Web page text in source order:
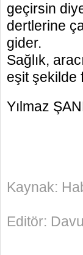
geçirsin
dertlerine
gider.
Sağlık,
eşit şekilde
Yılmaz
Kaynak:
Editör: